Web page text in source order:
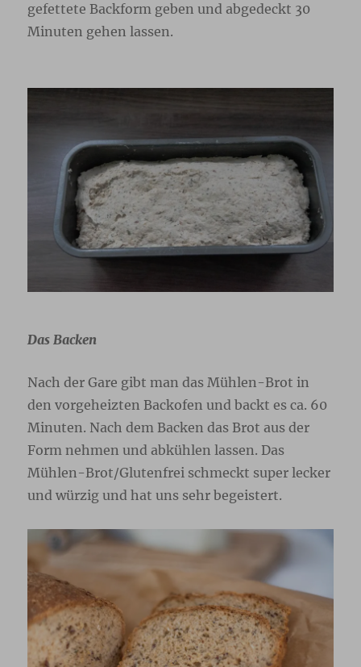
gefettete Backform geben und abgedeckt 30
Minuten gehen lassen.
Das Backen
Nach der Gare gibt man das Mühlen-Brot in
den vorgeheizten Backofen und backt es ca. 60
Minuten. Nach dem Backen das Brot aus der
Form nehmen und abkühlen lassen. Das
Mühlen-Brot/Glutenfrei schmeckt super lecker
und würzig und hat uns sehr begeistert.